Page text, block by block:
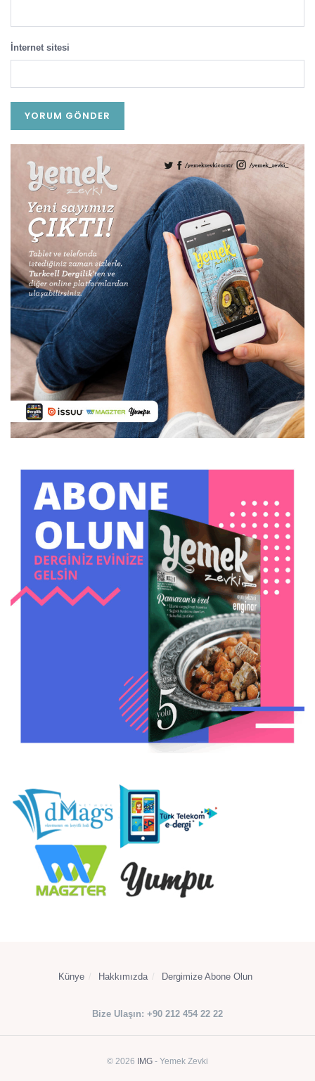
İnternet sitesi
Künye Hakkımızda Dergimize Abone Olun
Bize Ulaşın: +90 212 454 22 22
© 2026 IMG - Yemek Zevki